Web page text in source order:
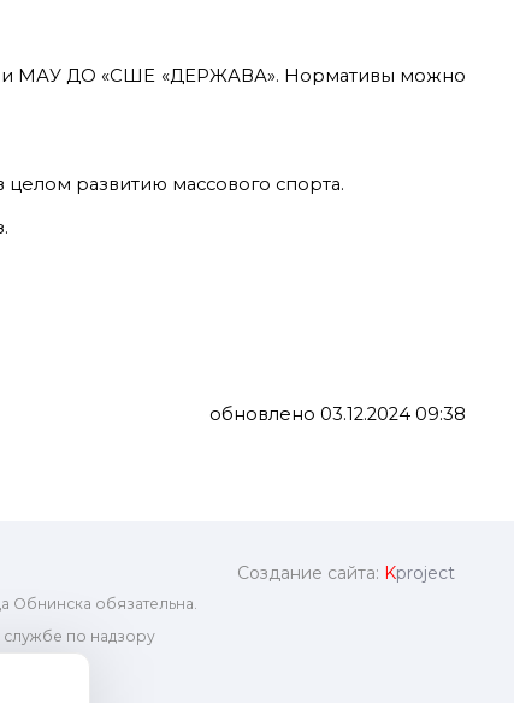
и МАУ ДО «СШЕ «ДЕРЖАВА». Нормативы можно
развитию массового спорта.
обновлено 03.12.2024 09:38
обязательна.
службе по надзору
Создание сайта: Kproject